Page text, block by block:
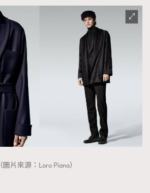
（圖片來源：Loro Piana）